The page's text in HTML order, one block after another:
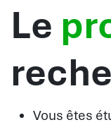
Le
Vous êtes